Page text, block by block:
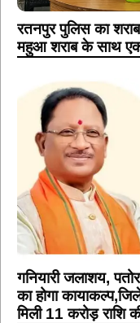
रतनपुर पुलिस का
महुआ शराब के साथ एक
गनियारी जलाशय,
का होगा
मिली 11 करोड़ राशि